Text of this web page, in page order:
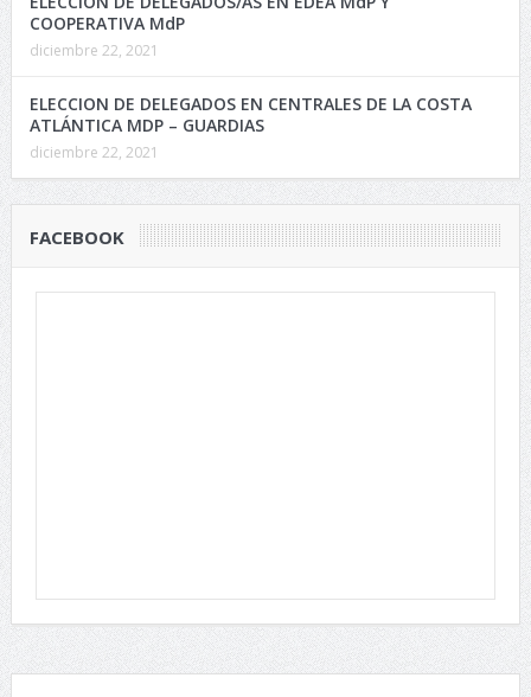
COOPERATIVA MdP
diciembre 22, 2021
ELECCION DE DELEGADOS EN CENTRALES DE LA COSTA
ATLÁNTICA MDP – GUARDIAS
diciembre 22, 2021
FACEBOOK